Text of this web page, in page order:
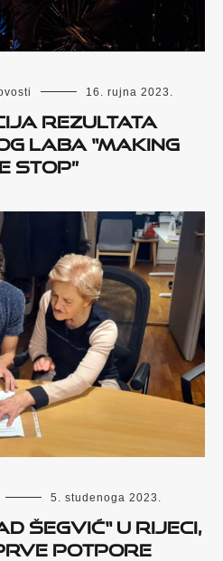
16. rujna 2023.
rezultata
laba “MAKING
STOP”
5. studenoga 2023.
Šegvić“ u Rijeci,
potpore